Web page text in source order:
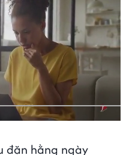
đặn hằng ngày